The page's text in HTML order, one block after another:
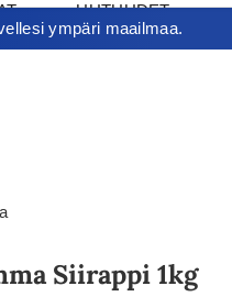
UUTUUDET
ympäri maailmaa.
Siirappi 1kg